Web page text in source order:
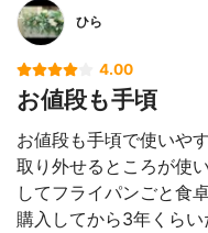
ひら
4.00
お値段も手頃
お値段も手頃で使いや
取り外せるところが使
してフライパンごと食
購入してから3年くら